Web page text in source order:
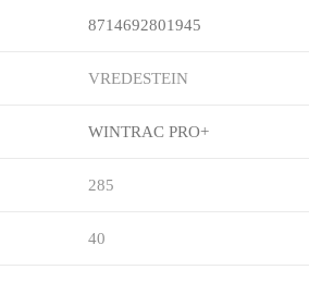
8714692801945
VREDESTEIN
WINTRAC PRO+
285
40